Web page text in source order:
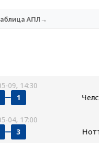
АПЛ→
09, 14:30
1
04, 17:00
3